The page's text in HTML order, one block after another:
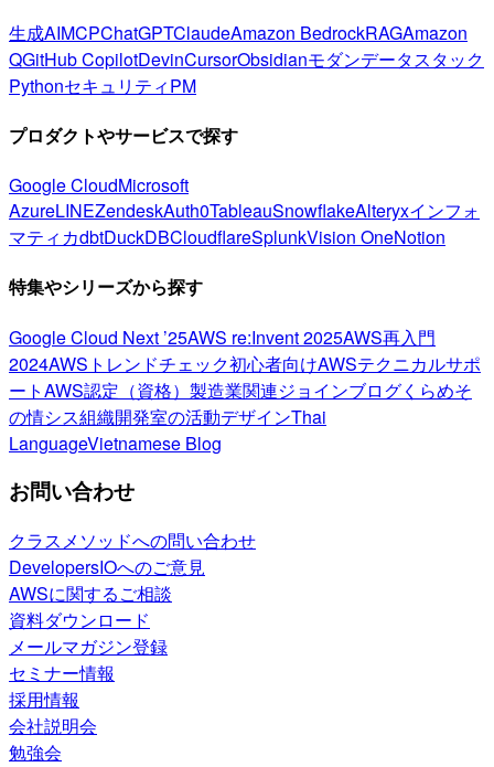
生成AIMCPChatGPTClaudeAmazon BedrockRAGAmazon
QGitHub CopilotDevinCursorObsidianモダンデータスタック
PythonセキュリティPM
プロダクトやサービスで探す
Google CloudMicrosoft
AzureLINEZendeskAuth0TableauSnowflakeAlteryxインフォ
マティカdbtDuckDBCloudflareSplunkVision OneNotion
特集やシリーズから探す
Google Cloud Next ’25AWS re:Invent 2025AWS再入門
2024AWSトレンドチェック初心者向けAWSテクニカルサポ
ートAWS認定（資格） 製造業関連ジョインブログくらめそ
の情シス組織開発室の活動デザインThai
LanguageVietnamese Blog
お問い合わせ
クラスメソッドへの問い合わせ
DevelopersIOへのご意見
AWSに関するご相談
資料ダウンロード
メールマガジン登録
セミナー情報
採用情報
会社説明会
勉強会